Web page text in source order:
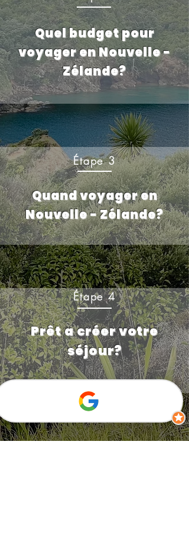
Quel budget pour
voyager en Nouvelle -
Zélande?
Étape 3
Quand voyager en
Nouvelle - Zélande?
Étape 4
Prêt a créer votre
séjour?